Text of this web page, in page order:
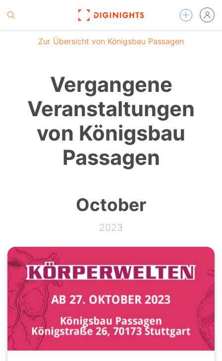
Zur Übersicht von Königsbau Passagen
Vergangene
Veranstaltungen
von Königsbau
Passagen
October
2023